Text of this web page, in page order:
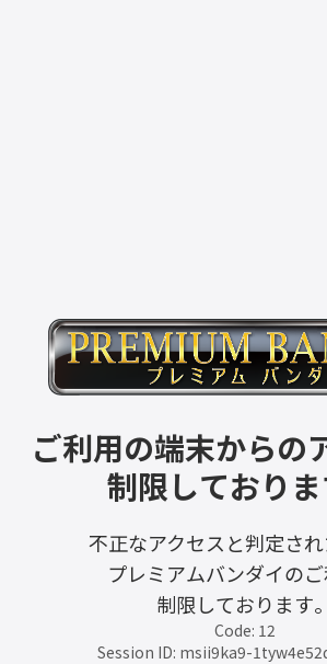
ご利用の端末からの
制限しておりま
不正なアクセスと判定され
プレミアムバンダイの
制限しております。
Code: 12
Session ID: msii9ka9-